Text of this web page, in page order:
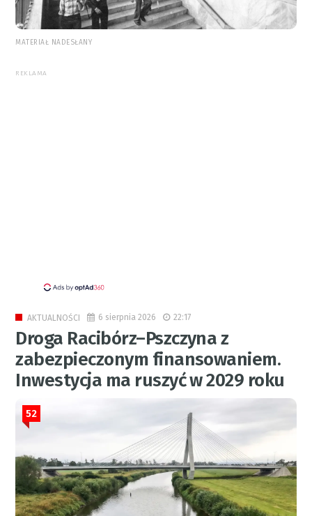
MATERIAŁ NADESŁANY
REKLAMA
AKTUALNOŚCI 6 sierpnia 2026 22:17
Droga Racibórz–Pszczyna z
zabezpieczonym finansowaniem.
Inwestycja ma ruszyć w 2029 roku
52